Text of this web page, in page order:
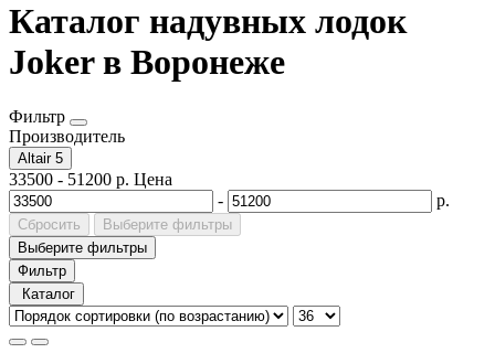
Каталог надувных лодок
Joker в Воронеже
Фильтр
Производитель
Altair 5
33500 - 51200 р. Цена
-
р.
Сбросить
Выберите фильтры
Выберите фильтры
Фильтр
Каталог